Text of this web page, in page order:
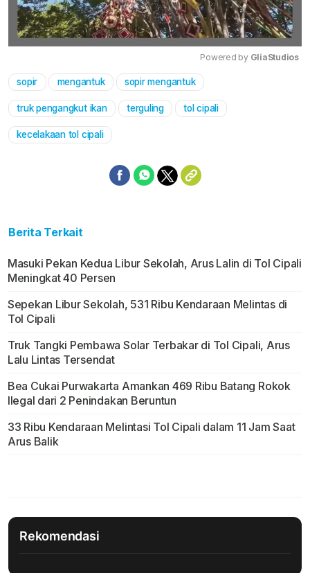
Powered by GliaStudios
sopir mengantuk sopir mengantuk
truk pengangkut ikan terguling tol cipali
kecelakaan tol cipali
Berita Terkait
Masuki Pekan Kedua Libur Sekolah, Arus Lalin di Tol Cipali
Meningkat 40 Persen
Sepekan Libur Sekolah, 531 Ribu Kendaraan Melintas di
Tol Cipali
Truk Tangki Pembawa Solar Terbakar di Tol Cipali, Arus
Lalu Lintas Tersendat
Bea Cukai Purwakarta Amankan 469 Ribu Batang Rokok
Ilegal dari 2 Penindakan Beruntun
33 Ribu Kendaraan Melintasi Tol Cipali dalam 11 Jam Saat
Arus Balik
Rekomendasi